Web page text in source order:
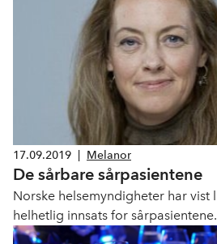
17.09.2019 Melanor
De sårbare sårpasientene
Norske helsemyndigheter har vist
helhetlig innsats for
dagens finansieringssystem dårlig